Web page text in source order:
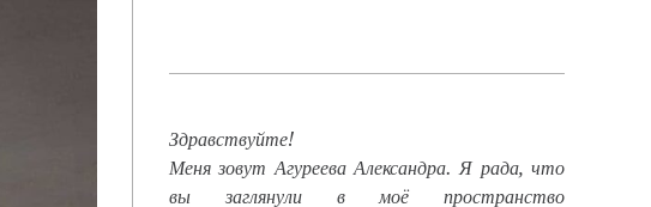
Здравствуйте!
Меня зовут Агуреева Александра. Я рада, что
вы заглянули в моё пространство